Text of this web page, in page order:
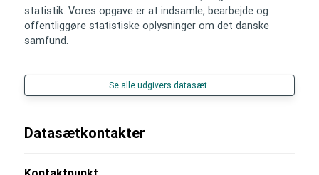
statistik. Vores opgave er at indsamle, bearbejde og
offentliggøre statistiske oplysninger om det danske
samfund.
Se alle udgivers datasæt
Datasætkontakter